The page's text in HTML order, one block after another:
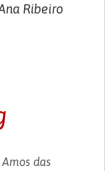
Ribeiro
das